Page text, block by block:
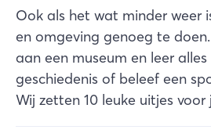
Ook als het wat minder weer
en omgeving genoeg te
aan een museum en leer
geschiedenis of beleef een
Wij zetten 10 leuke uitjes voor